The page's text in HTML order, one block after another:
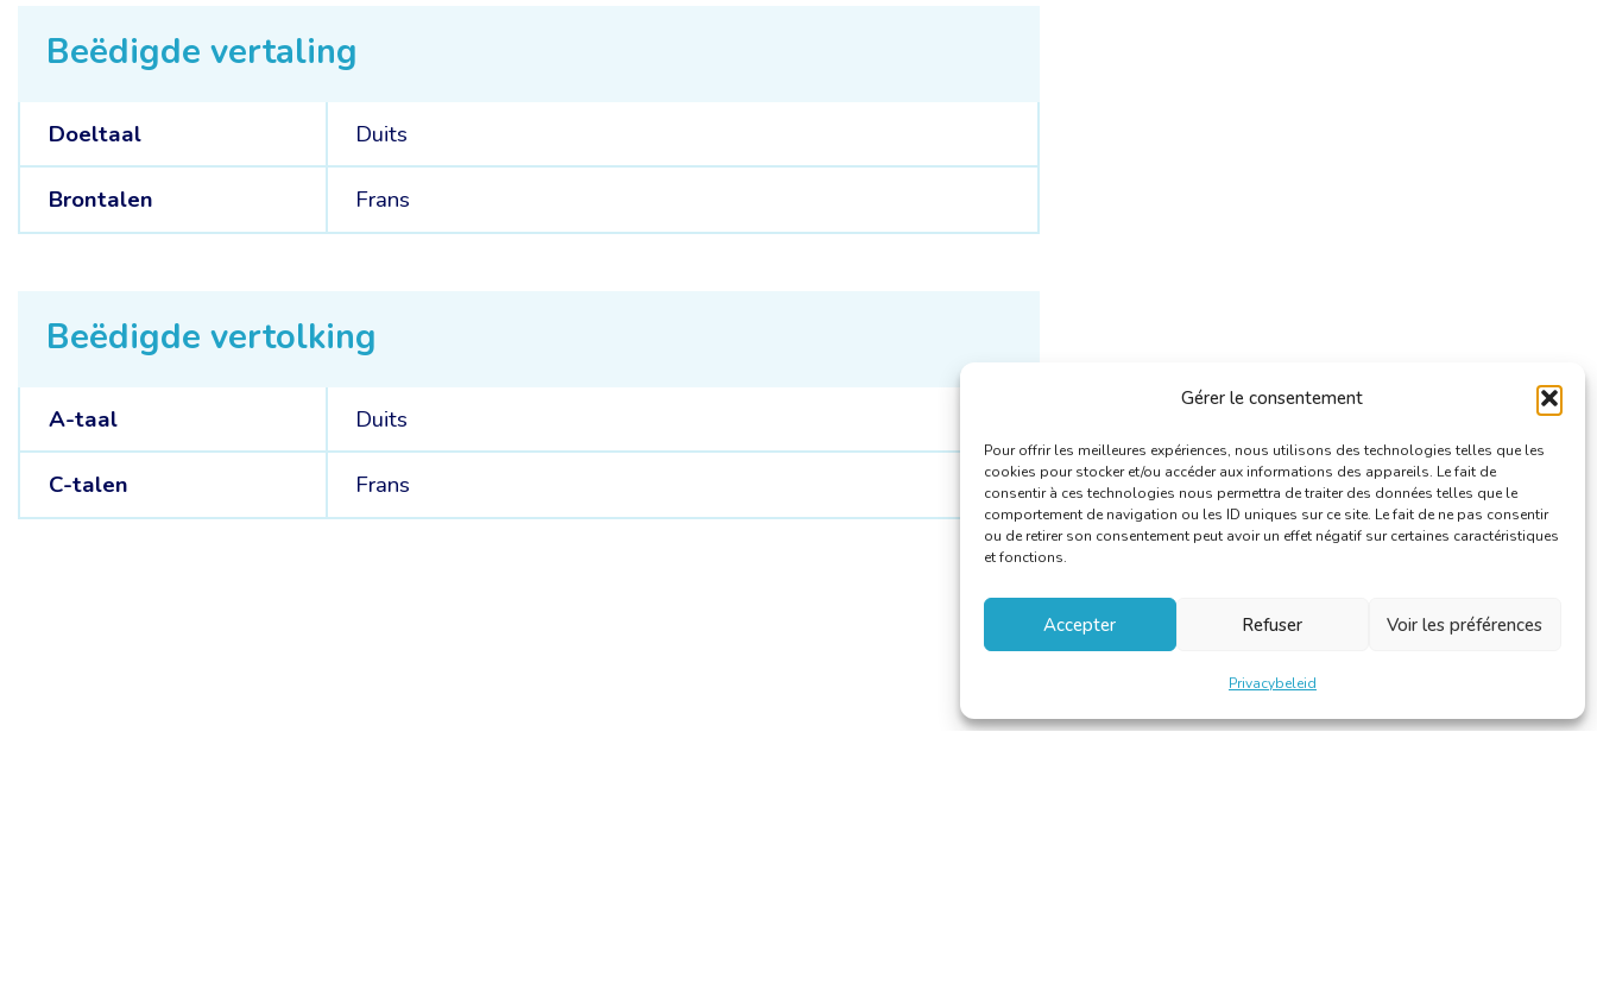
Gérer le consentement
Pour offrir les meilleures expériences, nous utilisons des technologies telles que les
cookies pour stocker et/ou accéder aux informations des appareils. Le fait de
consentir à ces technologies nous permettra de traiter des données telles que le
comportement de navigation ou les ID uniques sur ce site. Le fait de ne pas consentir
ou de retirer son consentement peut avoir un effet négatif sur certaines caractéristiques
et fonctions.
Accepter Refuser Voir les préférences
Privacybeleid
Beëdigde vertaling
Doeltaal Duits
Brontalen Frans
Beëdigde vertolking
A-taal Duits
C-talen Frans